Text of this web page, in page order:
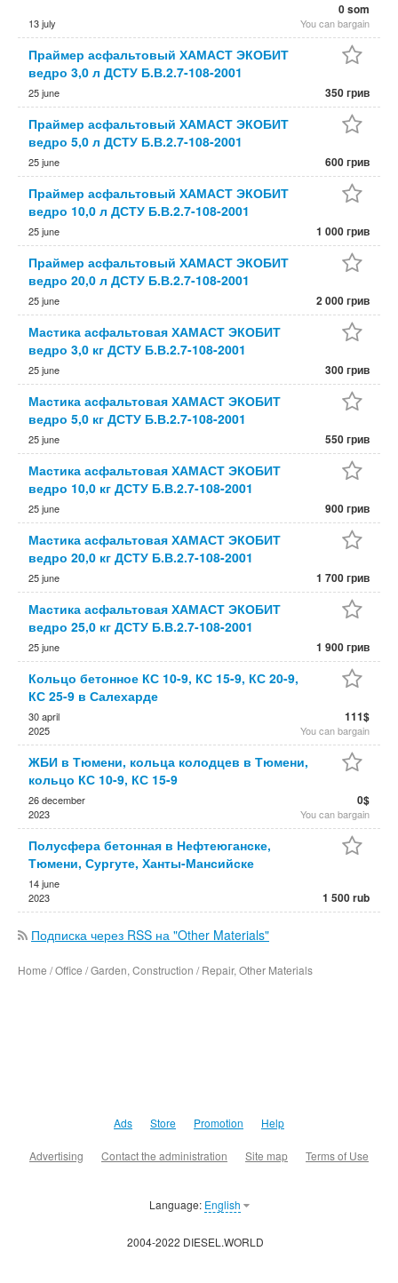
13 july
0 som
You can bargain
Праймер асфальтовый ХАМАСТ ЭКОБИТ
ведро 3,0 л ДСТУ Б.В.2.7-108-2001
25 june 350 грив
Праймер асфальтовый ХАМАСТ ЭКОБИТ
ведро 5,0 л ДСТУ Б.В.2.7-108-2001
25 june 600 грив
Праймер асфальтовый ХАМАСТ ЭКОБИТ
ведро 10,0 л ДСТУ Б.В.2.7-108-2001
25 june 1 000 грив
Праймер асфальтовый ХАМАСТ ЭКОБИТ
ведро 20,0 л ДСТУ Б.В.2.7-108-2001
25 june 2 000 грив
Мастика асфальтовая ХАМАСТ ЭКОБИТ
ведро 3,0 кг ДСТУ Б.В.2.7-108-2001
25 june 300 грив
Мастика асфальтовая ХАМАСТ ЭКОБИТ
ведро 5,0 кг ДСТУ Б.В.2.7-108-2001
25 june 550 грив
Мастика асфальтовая ХАМАСТ ЭКОБИТ
ведро 10,0 кг ДСТУ Б.В.2.7-108-2001
25 june 900 грив
Мастика асфальтовая ХАМАСТ ЭКОБИТ
ведро 20,0 кг ДСТУ Б.В.2.7-108-2001
25 june 1 700 грив
Мастика асфальтовая ХАМАСТ ЭКОБИТ
ведро 25,0 кг ДСТУ Б.В.2.7-108-2001
25 june 1 900 грив
Кольцо бетонное КС 10-9, КС 15-9, КС 20-9,
КС 25-9 в Салехарде
30 april
2025
111$
You can bargain
ЖБИ в Тюмени, кольца колодцев в Тюмени,
кольцо КС 10-9, КС 15-9
26 december
2023
0$
You can bargain
Полусфера бетонная в Нефтеюганске,
Тюмени, Сургуте, Ханты-Мансийске
14 june
2023
1 500 rub
Подписка через RSS на "Other Materials"
Home / Office / Garden, Construction / Repair, Other Materials
Ads Store Promotion Help
Advertising Contact the administration Site map Terms of Use
Language: English
2004-2022 DIESEL.WORLD